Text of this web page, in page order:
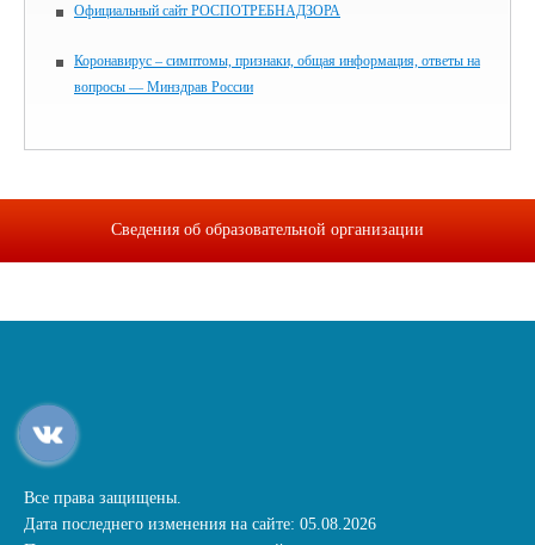
Официальный сайт РОСПОТРЕБНАДЗОРА
Коронавирус – симптомы, признаки, общая информация, ответы на
вопросы — Минздрав России
Сведения об образовательной организации
Все права защищены.
Дата последнего изменения на сайте: 05.08.2026